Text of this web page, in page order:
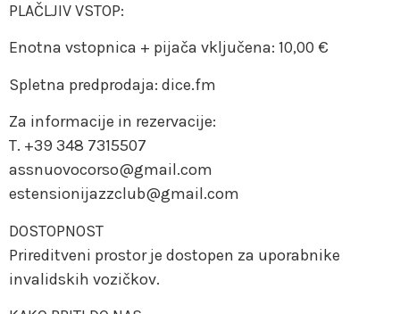
PLAČLJIV VSTOP:
Enotna vstopnica + pijača vključena: 10,00 €
Spletna predprodaja: dice.fm
Za informacije in rezervacije:
T. +39 348 7315507
assnuovocorso@gmail.com
estensionijazzclub@gmail.com
DOSTOPNOST
Prireditveni prostor je dostopen za uporabnike
invalidskih vozičkov.